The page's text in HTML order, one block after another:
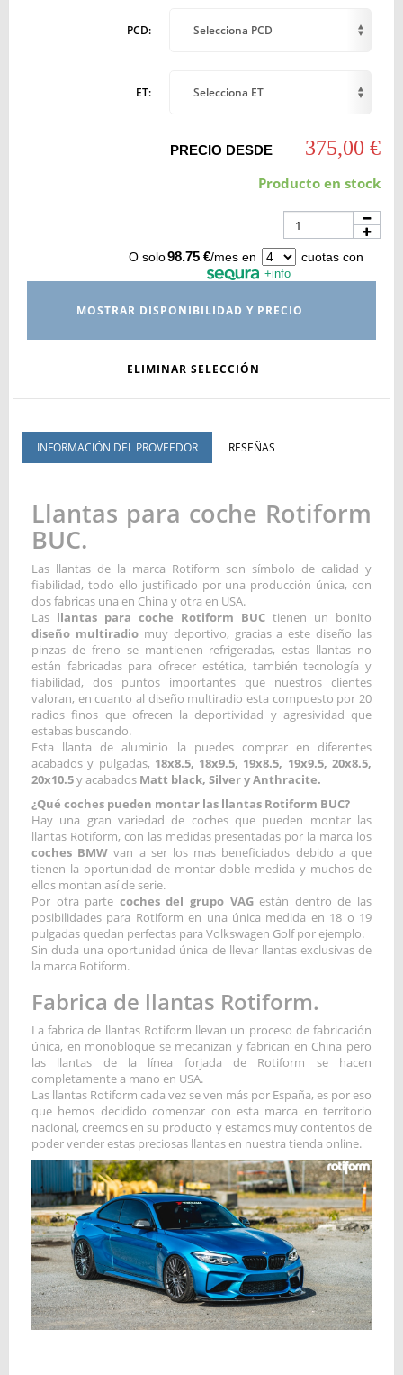
PCD: Selecciona PCD
ET: Selecciona ET
PRECIO DESDE 375,00 €
Producto en stock
O solo98.75 €/mes en cuotas con
+info
MOSTRAR DISPONIBILIDAD Y PRECIO
ELIMINAR SELECCIÓN
INFORMACIÓN DEL PROVEEDOR RESEÑAS
Llantas para coche Rotiform
BUC.
Las llantas de la marca Rotiform son símbolo de calidad y
fiabilidad, todo ello justificado por una producción única, con
dos fabricas una en China y otra en USA.
Las llantas para coche Rotiform BUC tienen un bonito
diseño multiradiomuy deportivo, gracias a este diseño las
pinzas de freno se mantienen refrigeradas, estas llantas no
están fabricadas para ofrecer estética, también tecnología y
fiabilidad, dos puntos importantes que nuestros clientes
valoran, en cuanto al diseño multiradio esta compuesto por 20
radios finos que ofrecen la deportividad y agresividad que
estabas buscando.
Esta llanta de aluminio la puedes comprar en diferentes
acabados y pulgadas, 18x8.5, 18x9.5, 19x8.5, 19x9.5, 20x8.5,
20x10.5y acabados Matt black, Silver y Anthracite.
¿Qué coches pueden montar las llantas Rotiform BUC?
Hay una gran variedad de coches que pueden montar las
llantas Rotiform, con las medidas presentadas por la marca los
coches BMW van a ser los mas beneficiados debido a que
tienen la oportunidad de montar doble medida y muchos de
ellos montan así de serie.
Por otra parte coches del grupo VAGestán dentro de las
posibilidades para Rotiform en una única medida en 18 o 19
pulgadas quedan perfectas para Volkswagen Golf por ejemplo.
Sin duda una oportunidad única de llevar llantas exclusivas de
la marca Rotiform.
Fabrica de llantas Rotiform.
La fabrica de llantas Rotiform llevan un proceso de fabricación
única, en monobloque se mecanizan y fabrican en China pero
las llantas de la línea forjada de Rotiform se hacen
completamente a mano en USA.
Las llantas Rotiform cada vez se ven más por España, es por eso
que hemos decidido comenzar con esta marca en territorio
nacional, creemos en su producto y estamos muy contentos de
poder vender estas preciosas llantas en nuestra tienda online.